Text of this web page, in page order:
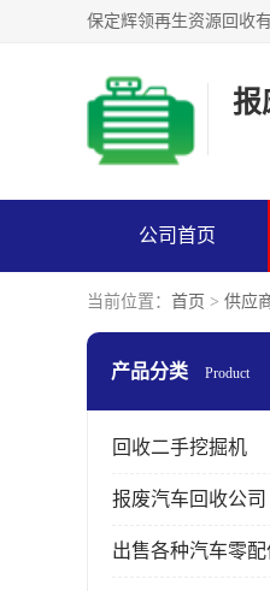
报
公司首页
当前位置： 首页 > 供应
产品分类 Product
回收二手挖掘机
报废汽车回收公司
出售各种汽车零配